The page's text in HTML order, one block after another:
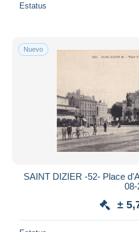
Estatus
Nuevo
SAINT DIZIER -52- Place
08-
±